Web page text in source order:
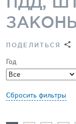
ПОДЕЛИТЬСЯ
Год
Сбросить фильтры